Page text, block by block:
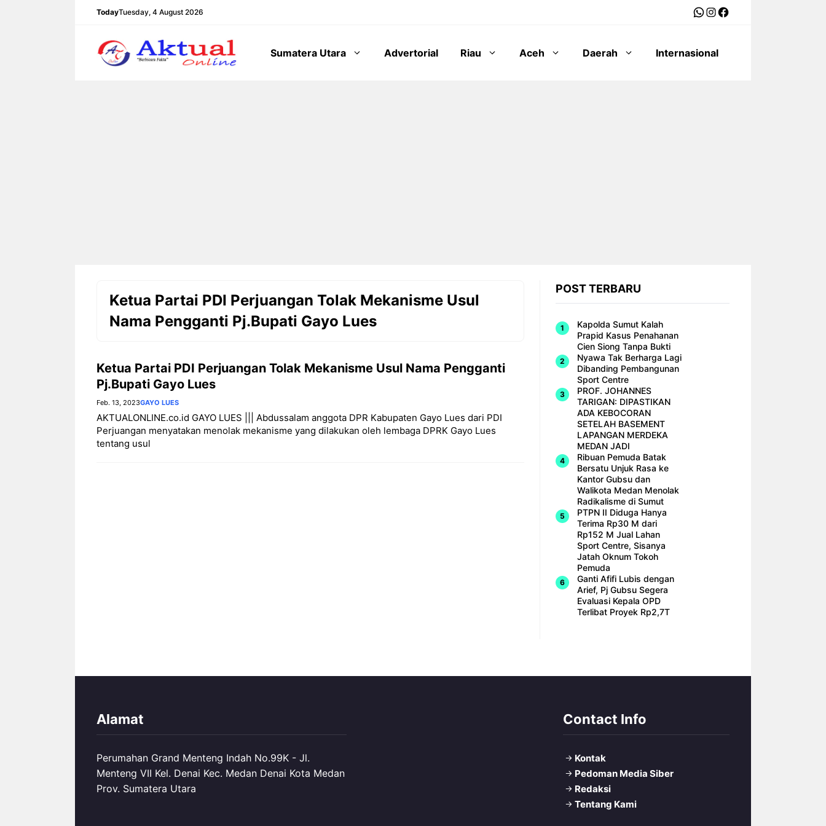
TodayTuesday, 4 August 2026 WhatsApp
Instagram
Facebook
Sumatera Utara Advertorial Riau Aceh Daerah Internasional
Ketua Partai PDI Perjuangan Tolak Mekanisme Usul
Nama Pengganti Pj.Bupati Gayo Lues
Ketua Partai PDI Perjuangan Tolak Mekanisme Usul Nama Pengganti
Pj.Bupati Gayo Lues
Feb. 13, 2023GAYO LUES
AKTUALONLINE.co.id GAYO LUES ||| Abdussalam anggota DPR Kabupaten Gayo Lues dari PDI
Perjuangan menyatakan menolak mekanisme yang dilakukan oleh lembaga DPRK Gayo Lues
tentang usul
POST TERBARU
Kapolda Sumut Kalah
Prapid Kasus Penahanan
Cien Siong Tanpa Bukti
Nyawa Tak Berharga Lagi
Dibanding Pembangunan
Sport Centre
PROF. JOHANNES
TARIGAN: DIPASTIKAN
ADA KEBOCORAN
SETELAH BASEMENT
LAPANGAN MERDEKA
MEDAN JADI
Ribuan Pemuda Batak
Bersatu Unjuk Rasa ke
Kantor Gubsu dan
Walikota Medan Menolak
Radikalisme di Sumut
PTPN II Diduga Hanya
Terima Rp30 M dari
Rp152 M Jual Lahan
Sport Centre, Sisanya
Jatah Oknum Tokoh
Pemuda
Ganti Afifi Lubis dengan
Arief, Pj Gubsu Segera
Evaluasi Kepala OPD
Terlibat Proyek Rp2,7T
Alamat
Perumahan Grand Menteng Indah No.99K - Jl.
Menteng VII Kel. Denai Kec. Medan Denai Kota Medan
Prov. Sumatera Utara
Contact Info
Kontak
Pedoman Media Siber
Redaksi
Tentang Kami